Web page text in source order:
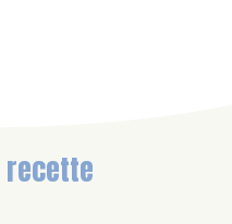
recette